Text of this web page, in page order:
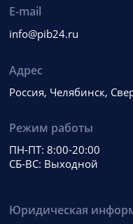
E-mail
info@pib24.ru
Адрес
Россия, Челябинск,
Режим работы
ПН-ПТ: 8:00-20:00
СБ-ВС: Выходной
Юридическая